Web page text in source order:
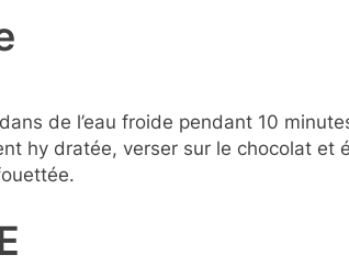
de l’eau froide pendant 10
hy dratée, verser sur le chocolat et